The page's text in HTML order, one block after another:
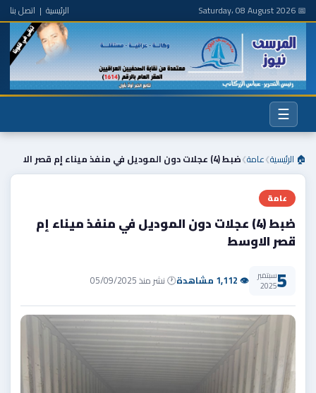
📅 Saturday، 08 August 2026 الرئيسية | اتصل بنا
☰
🏠 الرئيسية❯عامة❯ضبط (4) عجلات دون الموديل في منفذ ميناء إم قصر الا
عامة
ضبط (4) عجلات دون الموديل في منفذ ميناء إم
قصر الاوسط
5سبتمبر
2025 👁 1,112 مشاهدة 🕐 نشر منذ 05/09/2025